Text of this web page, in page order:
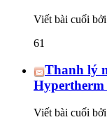
Viết bài cuối bởi
61
Thanh lý
Hypertherm
Viết bài cuối bởi